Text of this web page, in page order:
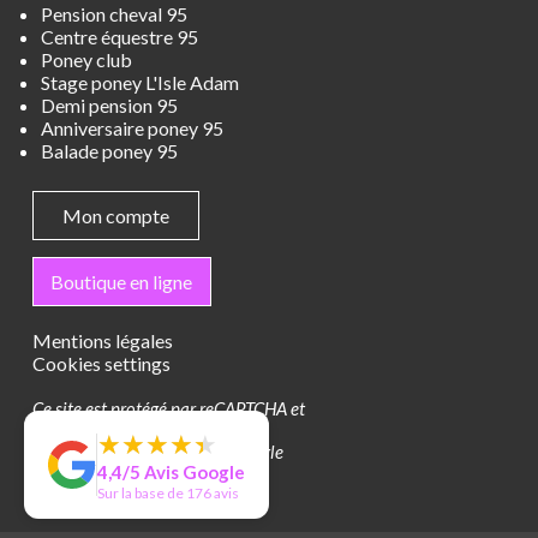
★
★★
★★
★★
★★
★
4,4/5 Avis Google
Sur la base de 176 avis
Pension cheval 95
Centre équestre 95
Poney club
Stage poney L'Isle Adam
Demi pension 95
Anniversaire poney 95
Balade poney 95
Mon compte
Boutique en ligne
Mentions légales
Cookies settings
Ce site est protégé par reCAPTCHA et
règles de confidentialité
conditions d'utilisationde Google
s'appliquent.